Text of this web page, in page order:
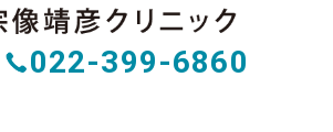
022-399-6860